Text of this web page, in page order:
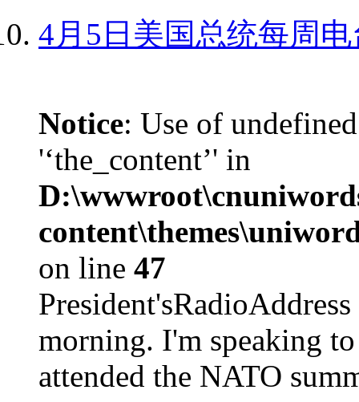
4月5日美国总统每周
Notice: Use of
'‘the_content’' in
on line 47
morning. I'm speaking
attended the NATO